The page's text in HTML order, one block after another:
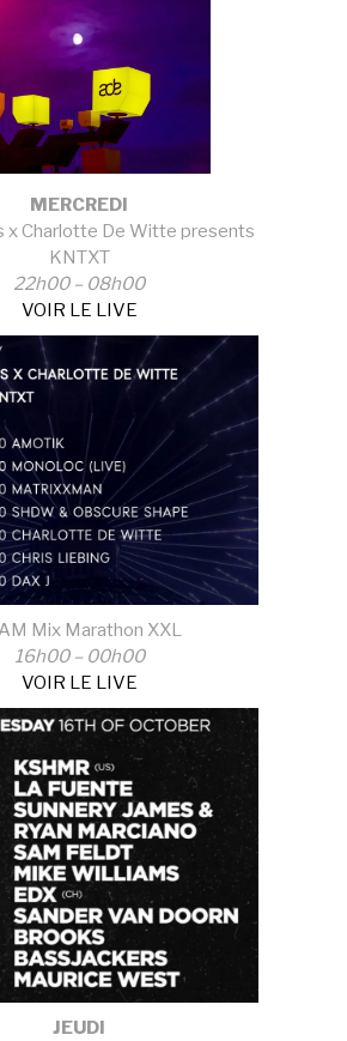
MERCREDI
x Charlotte De Witte presents
KNTXT
22h00 – 08h00
VOIR LE LIVE
Mix Marathon XXL
16h00 – 00h00
VOIR LE LIVE
JEUDI